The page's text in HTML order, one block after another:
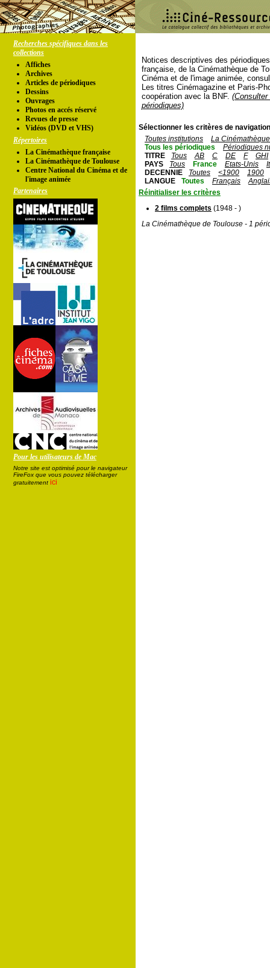
Recherches spécifiques dans les
collections
Affiches
Archives
Articles de périodiques
Dessins
Ouvrages
Photos en accés réservé
Revues de presse
Vidéos (DVD et VHS)
Répertoires
La Cinémathèque française
La Cinémathèque de Toulouse
Centre National du Cinéma et de
l'image animée
Partenaires
Pour les utilisateurs de Mac
Notre site est optimisé pour le navigateur
FireFox que vous pouvez télécharger
gratuitement ici
Notices descriptives des
française, de la Cinémathèque de
Cinéma et de l'image animée,
Les titres Cinémagazine et Paris-
coopération avec la BNF.
périodiques)
Sélectionner les critères de
Toutes institutions
La
Tous les périodiques
Périodiques
TITRE
Tous AB C DE F
GHI
PAYS
Tous France Etats-Unis
DECENNIE
Toutes <1900
1900
LANGUE
Toutes Français
Réinitialiser les critères
2 films complets (1948 - )
La Cinémathèque de Toulouse - 1